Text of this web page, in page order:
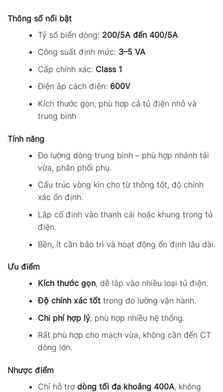
Thông số nổi bật
Tỷ số biến dòng: 200/5A đến 400/5A
Công suất định mức: 3–5 VA
Cấp chính xác: Class 1
Điện áp cách điện: 600V
Kích thước gọn, phù hợp cả tủ điện nhỏ và
trung bình
Tính năng
Đo lường dòng trung bình – phù hợp nhánh tải
vừa, phân phối phụ.
Cấu trúc vòng kín cho từ thông tốt, độ chính
xác ổn định.
Lắp cố định vào thanh cái hoặc khung trong tủ
điện.
Bền, ít cần bảo trì và hoạt động ổn định lâu dài.
Ưu điểm
Kích thước gọn, dễ lắp vào nhiều loại tủ điện.
Độ chính xác tốttrong đo lường vận hành.
Chi phí hợp lý, phù hợp nhiều hệ thống.
Rất phù hợp cho mạch vừa, không cần đến CT
dòng lớn.
Nhược điểm
Chỉ hỗ trợ dòng tối đa khoảng 400A, không